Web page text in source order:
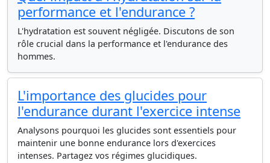
performance et l'endurance ?
L'hydratation est souvent négligée. Discutons de son
rôle crucial dans la performance et l'endurance des
hommes.
L'importance des glucides pour
l'endurance durant l'exercice intense
Analysons pourquoi les glucides sont essentiels pour
maintenir une bonne endurance lors d'exercices
intenses. Partagez vos régimes glucidiques.